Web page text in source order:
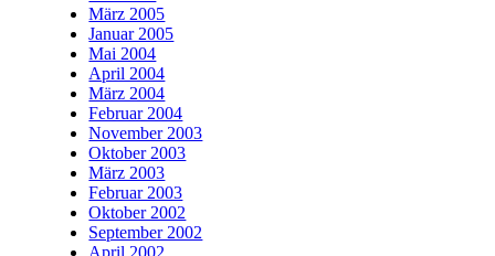
März 2005
Januar 2005
Mai 2004
April 2004
März 2004
Februar 2004
November 2003
Oktober 2003
März 2003
Februar 2003
Oktober 2002
September 2002
April 2002